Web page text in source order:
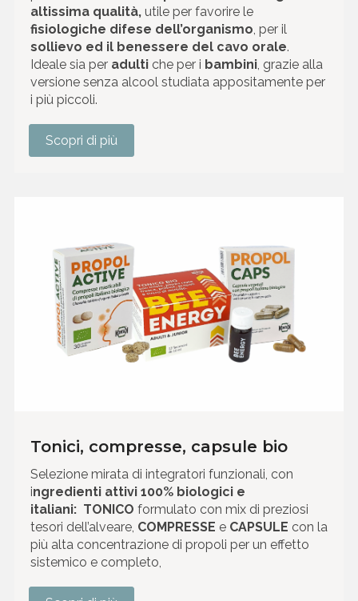
altissima qualità,utile per favorire le
fisiologiche difese dell’organismo, per il
sollievo ed il benessere del cavo orale.
Ideale sia per adultiche per i bambini, grazie alla
versione senza alcool studiata appositamente per
i più piccoli.
Scopri di più
Tonici, compresse, capsule bio
Selezione mirata di integratori funzionali, con
ingredienti attivi 100% biologici e
italiani: TONICO formulato con mix di preziosi
tesori dell’alveare, COMPRESSE e CAPSULE con la
più alta concentrazione di propoli per un effetto
sistemico e completo,